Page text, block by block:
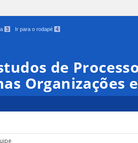
3 Ir para o rodapé 4
de
Organizações